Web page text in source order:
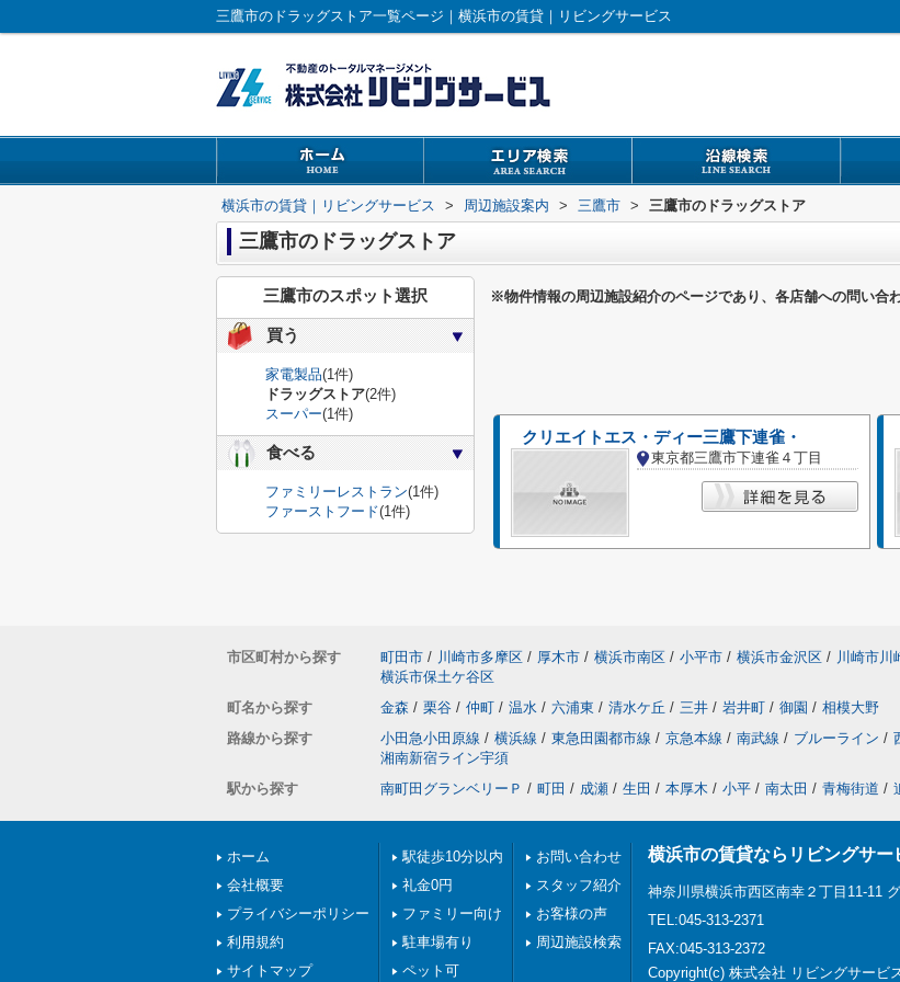
三鷹市のドラッグストア一覧ページ｜横浜市の賃貸｜リビングサービス
横浜市の賃貸｜リビングサービス > 周辺施設案内 > 三鷹市 > 三鷹市のドラッグストア
三鷹市のドラッグストア
※物件情報の周辺施設紹介のページであり、各店舗への問い合
クリエイトエス・ディー三鷹下連雀・
東京都三鷹市下連雀４丁目
三鷹市のスポット選択
買う
家電製品(1件)
ドラッグストア(2件)
スーパー(1件)
食べる
ファミリーレストラン(1件)
ファーストフード(1件)
市区町村から探す 町田市 / 川崎市多摩区 / 厚木市 / 横浜市南区 / 小平市 / 横浜市金沢区 / 川崎市川
横浜市保土ケ谷区
町名から探す
金森 / 栗谷 / 仲町 / 温水 / 六浦東 / 清水ケ丘 / 三井 / 岩井町 / 御園 / 相模大野
路線から探す
小田急小田原線 / 横浜線 / 東急田園都市線 / 京急本線 / 南武線 / ブルーライン /
湘南新宿ライン宇須
駅から探す
南町田グランベリーＰ / 町田 / 成瀬 / 生田 / 本厚木 / 小平 / 南太田 / 青梅街道 /
ホーム
会社概要
プライバシーポリシー
利用規約
サイトマップ
駅徒歩10分以内
礼金0円
ファミリー向け
駐車場有り
ペット可
お問い合わせ
スタッフ紹介
お客様の声
周辺施設検索
横浜市の賃貸ならリビングサー
神奈川県横浜市西区南幸２丁目11-11
TEL:045-313-2371
FAX:045-313-2372
Copyright(c) 株式会社 リビングサービ